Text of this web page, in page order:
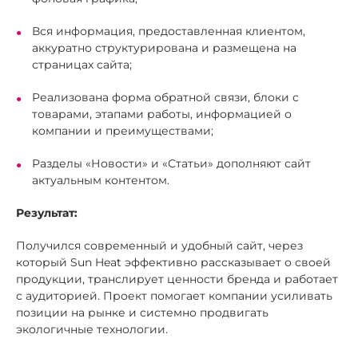
Вся информация, предоставленная клиентом,
аккуратно структурирована и размещена на
страницах сайта;
Реализована форма обратной связи, блоки с
товарами, этапами работы, информацией о
компании и преимуществами;
Разделы «Новости» и «Статьи» дополняют сайт
актуальным контентом.
Результат:
Получился современный и удобный сайт, через
который Sun Heat эффективно рассказывает о своей
продукции, транслирует ценности бренда и работает
с аудиторией. Проект помогает компании усиливать
позиции на рынке и системно продвигать
экологичные технологии.